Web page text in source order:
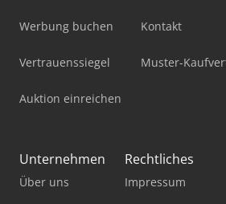
Werbung buchen
Vertrauenssiegel
Auktion einreichen
Kontakt
Muster-
Unternehmen
Über uns
Rechtliches
Impressum